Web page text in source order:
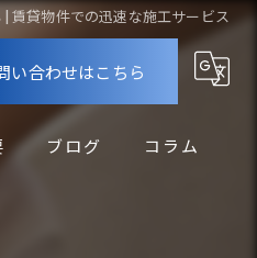
賃貸物件での迅速な施工サービス
い合わせはこちら
ブログ コラム